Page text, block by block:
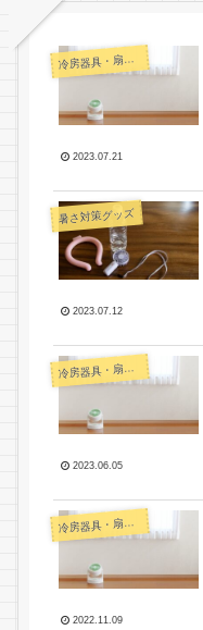
冷
房器具・扇風機
2023.07.21
暑さ対策グッズ
2023.07.12
冷
房器具・扇風機
2023.06.05
冷
房器具・扇風機
2022.11.09